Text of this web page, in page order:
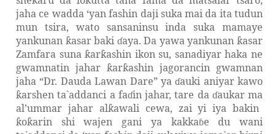
jaha ce wadda ‘yan fashin daji suka mai da ita tudun
mun tsira, wato sansaninsu inda suka mamaye
yankunan ƙasar baki ɗaya. Da yawa yankunanƙasar
Zamfara sunaƙarƙashin ikon su, sanadiyar haka ne
gwamnatin jahar ƙarƙashin jagorancin gwamnan
jaha “Dr. Dauda Lawan Dare” yaɗauki aniyar kawo
ƙarshen ta`addanci a faɗin jahar, tare da ɗaukar ma
al’ummar jahar alƙawalicewa, zai yi iya bakin
ƙoƙarin shiwajen gani yakakkaɓe du wani